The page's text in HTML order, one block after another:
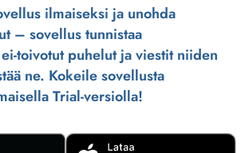
ilmaiseksi ja unohda
– sovellus tunnistaa
toivotut puhelut ja viestit niiden
ne. Kokeile sovellusta
Trial-versiolla!